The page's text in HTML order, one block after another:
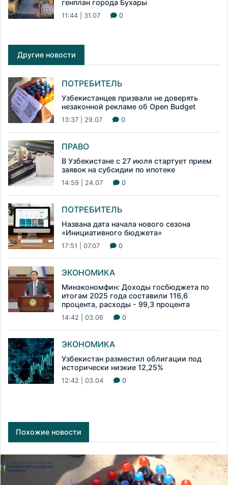
генплан города Бухары
11:44 | 31.07 0
Другие новости
ПОТРЕБИТЕЛЬ
Узбекистанцев призвали не доверять
незаконной рекламе об Open Budget
13:37 | 29.07 0
ПРАВО
В Узбекистане с 27 июля стартует прием
заявок на субсидии по ипотеке
14:59 | 24.07 0
ПОТРЕБИТЕЛЬ
Названа дата начала нового сезона
«Инициативного бюджета»
17:51 | 07.07 0
ЭКОНОМИКА
Минэкономфин: Доходы госбюджета по
итогам 2025 года составили 116,6
процента, расходы - 99,3 процента
14:42 | 03.06 0
ЭКОНОМИКА
Узбекистан разместил облигации под
исторически низкие 12,25%
12:42 | 03.04 0
Похожие новости